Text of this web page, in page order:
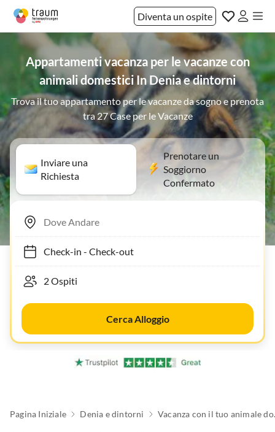
Diventa un ospite
Appartamenti vacanza per le vacanze con
animali domestici In Denia e dintorni
Trova il tuo appartamento per le vacanze da sogno e prenota
tra 27 Case per le Vacanze
Inviare una
Richiesta
Prenotare un
Soggiorno
Confermato
Check-in- Check-out
Cerca Alloggio
Pagina Iniziale Denia e dintorni